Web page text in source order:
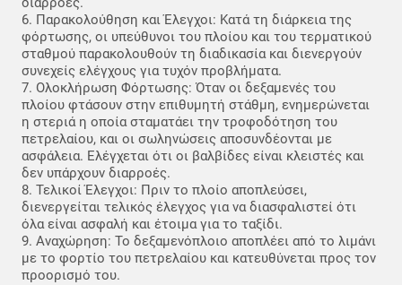
6. Παρακολούθηση και Έλεγχοι: Κατά τη διάρκεια της
φόρτωσης, οι υπεύθυνοι του πλοίου και του τερματικού
σταθμού παρακολουθούν τη διαδικασία και διενεργούν
συνεχείς ελέγχους για τυχόν προβλήματα.
7. Ολοκλήρωση Φόρτωσης: Όταν οι δεξαμενές του
πλοίου φτάσουν στην επιθυμητή στάθμη, ενημερώνεται
η στεριά η οποία σταματάει την τροφοδότηση του
πετρελαίου, και οι σωληνώσεις αποσυνδέονται με
ασφάλεια. Ελέγχεται ότι οι βαλβίδες είναι κλειστές και
δεν υπάρχουν διαρροές.
8. Τελικοί Έλεγχοι: Πριν το πλοίο αποπλεύσει,
διενεργείται τελικός έλεγχος για να διασφαλιστεί ότι
όλα είναι ασφαλή και έτοιμα για το ταξίδι.
9. Αναχώρηση: Το δεξαμενόπλοιο αποπλέει από το λιμάνι
με το φορτίο του πετρελαίου και κατευθύνεται προς τον
προορισμό του.